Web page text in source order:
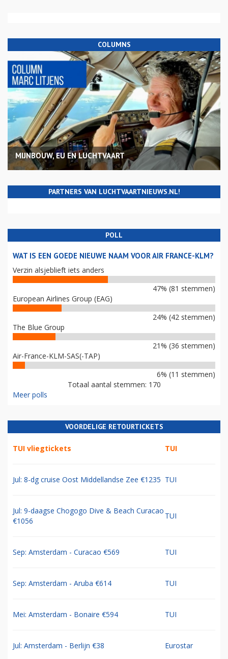
COLUMNS
MIJNBOUW, EU EN LUCHTVAART
PARTNERS VAN LUCHTVAARTNIEUWS.NL!
POLL
WAT IS EEN GOEDE NIEUWE NAAM VOOR AIR FRANCE-KLM?
Verzin alsjeblieft iets anders
47% (81 stemmen)
European Airlines Group (EAG)
24% (42 stemmen)
The Blue Group
21% (36 stemmen)
Air-France-KLM-SAS(-TAP)
6% (11 stemmen)
Totaal aantal stemmen: 170
Meer polls
VOORDELIGE RETOURTICKETS
TUI vliegtickets TUI
Jul: 8-dg cruise Oost Middellandse Zee €1235 TUI
Jul: 9-daagse Chogogo Dive & Beach Curacao
€1056
TUI
Sep: Amsterdam - Curacao €569 TUI
Sep: Amsterdam - Aruba €614 TUI
Mei: Amsterdam - Bonaire €594 TUI
Jul: Amsterdam - Berlijn €38 Eurostar